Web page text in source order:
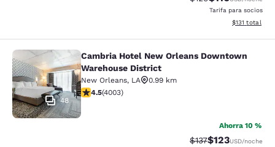
Tarifa para socios
Ver detalles
$131 total
Cambria Hotel New Orleans
48
Cambria Hotel New Orleans Downtown
Warehouse District
New Orleans, LA
0.99 km
calificación de 4.49 estrellas. Excelente. 4003 reseñas
4.5(4003)
Ahorra 10 %
Precio tachado:
$137Precio con
$123USD/noche